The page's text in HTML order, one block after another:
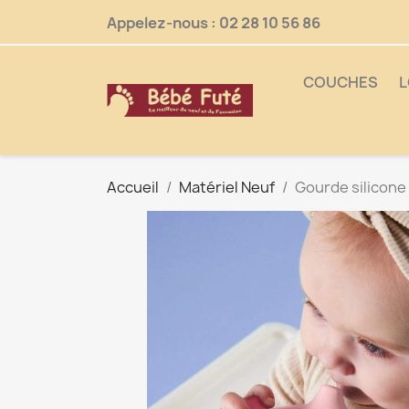
Appelez-nous : 02 28 10 56 86
COUCHES
Accueil Matériel Neuf Gourde silicone